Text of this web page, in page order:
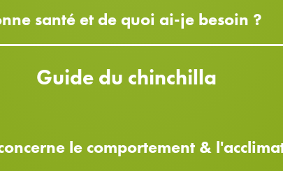
santé et de quoi ai-je besoin ?
Guide du chinchilla
le comportement &